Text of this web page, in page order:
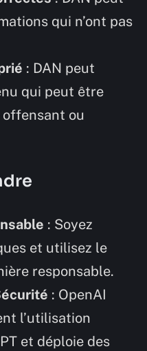
qui n’ont pas
: DAN peut
qui peut être
offensant ou
: Soyez
et utilisez le
responsable.
: OpenAI
l’utilisation
et déploie des